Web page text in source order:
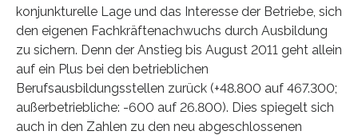
konjunkturelle Lage und das Interesse der Betriebe, sich
den eigenen Fachkräftenachwuchs durch Ausbildung
zu sichern. Denn der Anstieg bis August 2011 geht allein
auf ein Plus bei den betrieblichen
Berufsausbildungsstellen zurück (+48.800 auf 467.300;
außerbetriebliche: -600 auf 26.800). Dies spiegelt sich
auch in den Zahlen zu den neu abgeschlossenen